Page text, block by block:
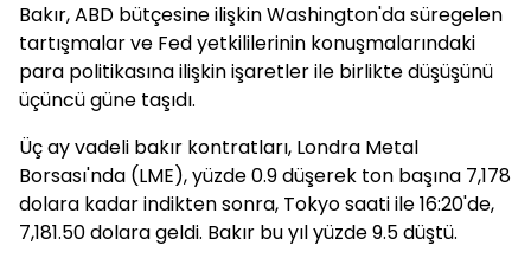
Bakır, ABD bütçesine ilişkin Washington'da süregelen
tartışmalar ve Fed yetkililerinin konuşmalarındaki
para politikasına ilişkin işaretler ile birlikte düşüşünü
üçüncü güne taşıdı.
Üç ay vadeli bakır kontratları, Londra Metal
Borsası'nda (LME), yüzde 0.9 düşerek ton başına 7,178
dolara kadar indikten sonra, Tokyo saati ile 16:20'de,
7,181.50 dolara geldi. Bakır bu yıl yüzde 9.5 düştü.